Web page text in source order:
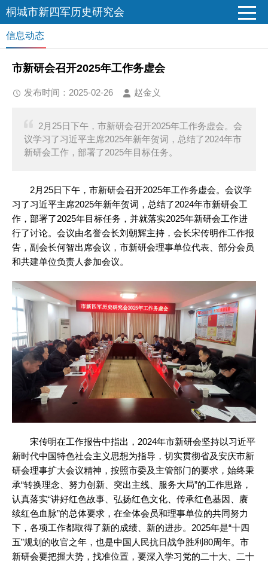
桐城市新四军历史研究会
信息动态
市新研会召开2025年工作务虚会
发布时间：2025-02-26 赵金义
2月25日下午，市新研会召开2025年工作务虚会。会
议学习了习近平主席2025年新年贺词，总结了2024年市
新研会工作，部署了2025年目标任务。
2月25日下午，市新研会召开2025年工作务虚会。会议学
习了习近平主席2025年新年贺词，总结了2024年市新研会工
作，部署了2025年目标任务，并就落实2025年新研会工作进
行了讨论。会议由名誉会长刘朝辉主持，会长宋传明作工作报
告，副会长何智出席会议，市新研会理事单位代表、部分会员
和共建单位负责人参加会议。
宋传明在工作报告中指出，2024年市新研会坚持以习近平
新时代中国特色社会主义思想为指导，切实贯彻省及安庆市新
研会理事扩大会议精神，按照市委及主管部门的要求，始终秉
承“转换理念、努力创新、突出主线、服务大局”的工作思路，
认真落实“讲好红色故事、弘扬红色文化、传承红色基因、赓
续红色血脉”的总体要求，在全体会员和理事单位的共同努力
下，各项工作都取得了新的成绩、新的进步。2025年是“十四
五”规划的收官之年，也是中国人民抗日战争胜利80周年。市
新研会要把握大势，找准位置，要深入学习党的二十大、二十